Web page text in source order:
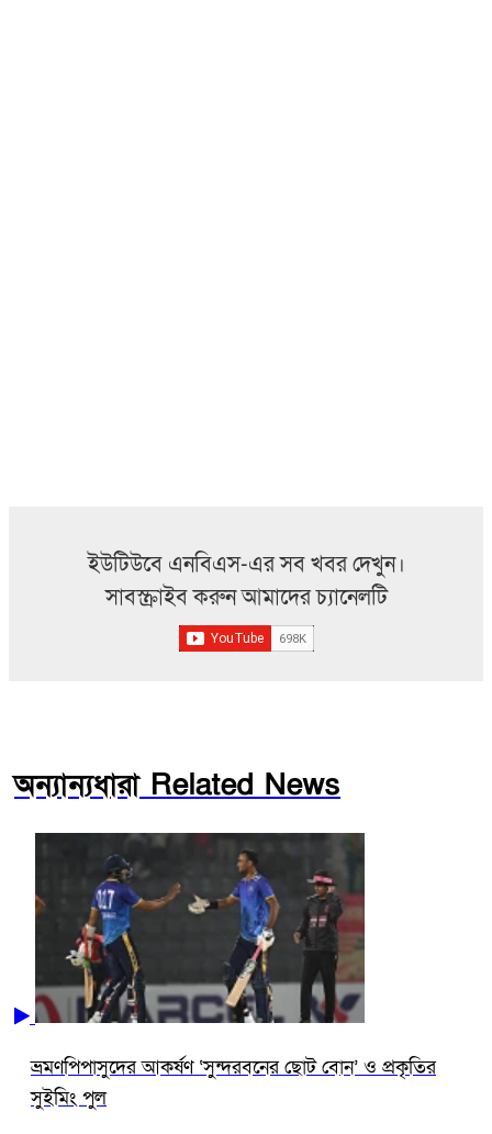
ইউটিউবে এনবিএস-এর সব খবর দেখুন।
সাবস্ক্রাইব করুন আমাদের চ্যানেলটি
অন্যান্যধারা Related News
ভ্রমণপিপাসুদের আকর্ষণ ‌‘সুন্দরবনের ছোট বোন’ ও প্রকৃতির
সুইমিং পুল